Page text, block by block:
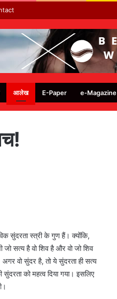
आलेख E-Paper e-Magazine
सुंदरता स्त्री के गुण हैं। क्योंकि,
जो सत्य है वो शिव है और वो जो शिव
वो सुंदर है, तो ये सुंदरता ही सत्य
को महत्व दिया गया। इसलिए